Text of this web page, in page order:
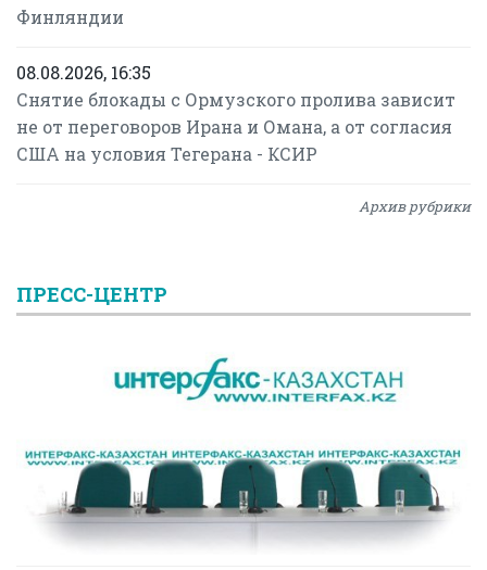
Финляндии
08.08.2026, 16:35
Снятие блокады с Ормузского пролива зависит
не от переговоров Ирана и Омана, а от согласия
США на условия Тегерана - КСИР
Архив рубрики
ПРЕСС-ЦЕНТР